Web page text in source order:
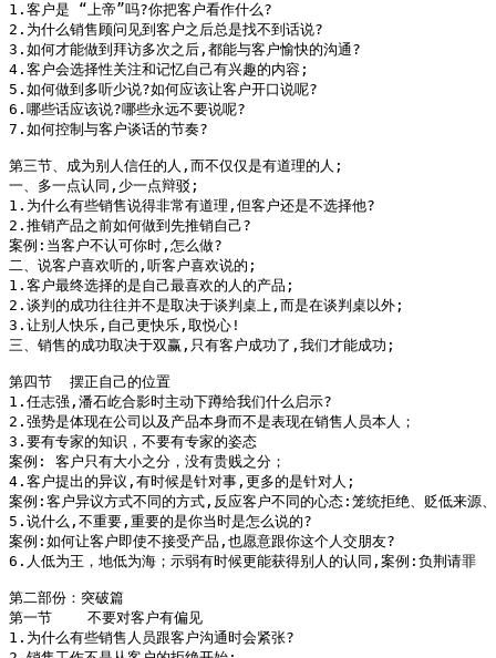
1.客户是 “上帝”吗?你把客户看作什么?
2.为什么销售顾问见到客户之后总是找不到话说?
3.如何才能做到拜访多次之后,都能与客户愉快的沟通?
4.客户会选择性关注和记忆自己有兴趣的内容;
5.如何做到多听少说?如何应该让客户开口说呢?
6.哪些话应该说?哪些永远不要说呢?
7.如何控制与客户谈话的节奏?
第三节、成为别人信任的人,而不仅仅是有道理的人;
一、多一点认同,少一点辩驳;
1.为什么有些销售说得非常有道理,但客户还是不选择他?
2.推销产品之前如何做到先推销自己?
案例:当客户不认可你时,怎么做?
二、说客户喜欢听的,听客户喜欢说的;
1.客户最终选择的是自己最喜欢的人的产品;
2.谈判的成功往往并不是取决于谈判桌上,而是在谈判桌以外;
3.让别人快乐,自己更快乐,取悦心!
三、销售的成功取决于双赢,只有客户成功了,我们才能成功;
第四节  摆正自己的位置
1.任志强,潘石屹合影时主动下蹲给我们什么启示?
2.强势是体现在公司以及产品本身而不是表现在销售人员本人；
3.要有专家的知识，不要有专家的姿态
案例: 客户只有大小之分，没有贵贱之分；
4.客户提出的异议,有时候是针对事,更多的是针对人;
案例:客户异议方式不同的方式,反应客户不同的心态:笼统拒绝、贬低来源
5.说什么,不重要,重要的是你当时是怎么说的?
案例:如何让客户即使不接受产品,也愿意跟你这个人交朋友?
6.人低为王，地低为海；示弱有时候更能获得别人的认同,案例:负荆请罪
第二部份：突破篇
第一节    不要对客户有偏见
1.为什么有些销售人员跟客户沟通时会紧张?